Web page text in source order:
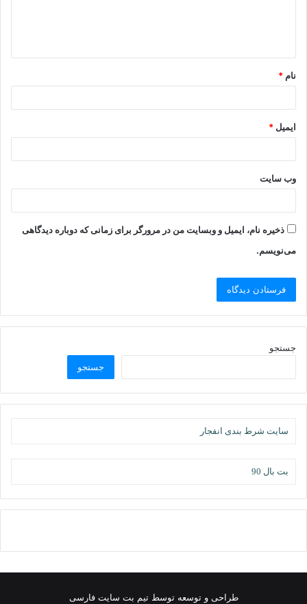
نام *
ایمیل *
وب‌ سایت
ذخیره نام، ایمیل و وبسایت من در مرورگر برای زمانی که دوباره دیدگاهی
می‌نویسم.
جستجو
جستجو
سایت شرط بندی انفجار
بت بال 90
طراحی و توسعه توسط تیم بت سایت فارسی